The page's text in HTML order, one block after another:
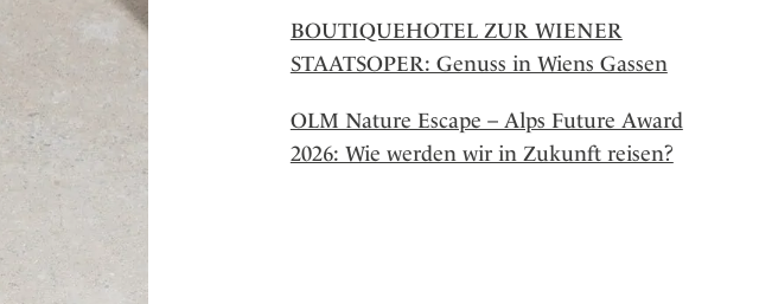
BOUTIQUEHOTEL ZUR WIENER
STAATSOPER: Genuss in Wiens Gassen
OLM Nature Escape – Alps Future Award
2026: Wie werden wir in Zukunft reisen?